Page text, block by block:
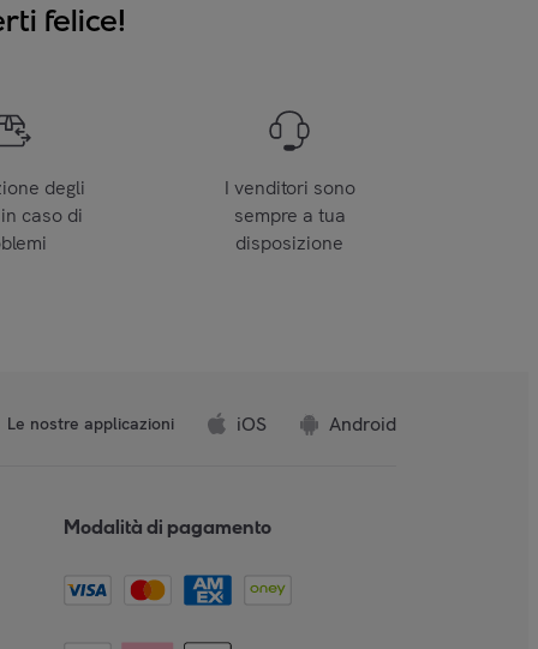
felice!
degli
caso di
I venditori sono
sempre a tua
disposizione
Le nostre applicazioni iOS Android
Modalità di pagamento